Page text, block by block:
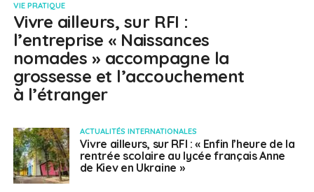
VIE PRATIQUE
Vivre ailleurs, sur RFI :
l’entreprise « Naissances
nomades » accompagne la
grossesse et l’accouchement
à l’étranger
ACTUALITÉS INTERNATIONALES
Vivre ailleurs, sur RFI : « Enfin l’heure de la
rentrée scolaire au lycée français Anne
de Kiev en Ukraine »